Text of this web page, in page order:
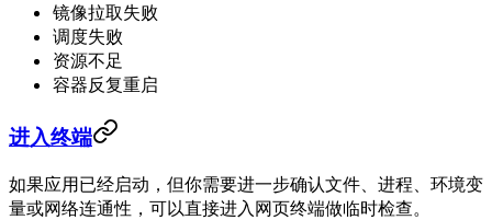
镜像拉取失败
调度失败
资源不足
容器反复重启
进入终端
如果应用已经启动，但你需要进一步确认文件、进程、环境变
量或网络连通性，可以直接进入网页终端做临时检查。